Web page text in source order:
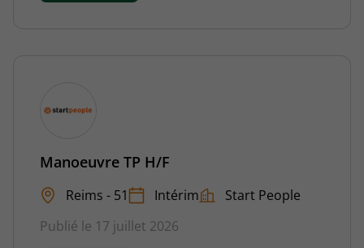
Manoeuvre TP H/F
Reims - 51 Intérim
Start People
Publié le 17 juillet 2026